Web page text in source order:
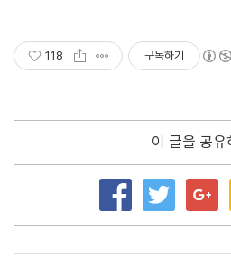
118 구독하기
이 글을 공유